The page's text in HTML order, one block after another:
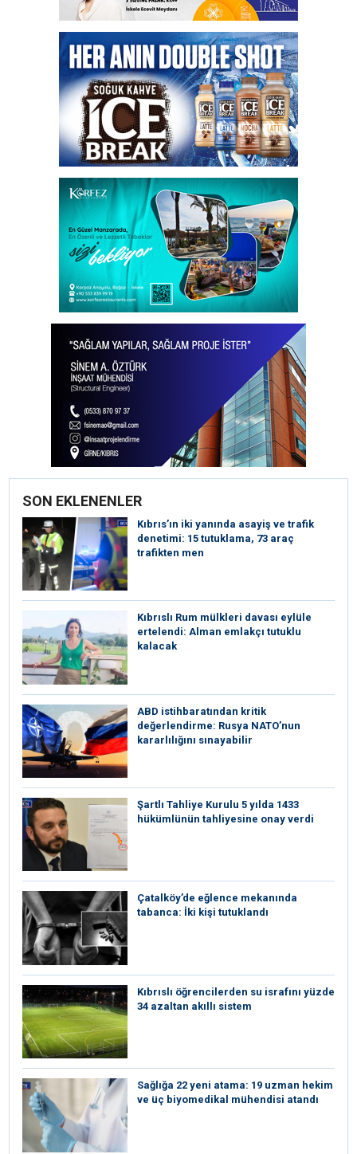
SON EKLENENLER
Kıbrıs’ın iki yanında asayiş ve trafik
denetimi: 15 tutuklama, 73 araç
trafikten men
Kıbrıslı Rum mülkleri davası eylüle
ertelendi: Alman emlakçı tutuklu
kalacak
ABD istihbaratından kritik
değerlendirme: Rusya NATO’nun
kararlılığını sınayabilir
Şartlı Tahliye Kurulu 5 yılda 1433
hükümlünün tahliyesine onay verdi
Çatalköy’de eğlence mekanında
tabanca: İki kişi tutuklandı
Kıbrıslı öğrencilerden su israfını yüzde
34 azaltan akıllı sistem
Sağlığa 22 yeni atama: 19 uzman hekim
ve üç biyomedikal mühendisi atandı